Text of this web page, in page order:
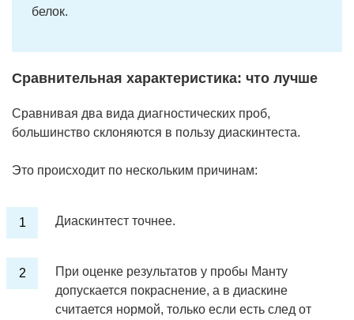
белок.
Сравнительная характеристика: что лучше
Сравнивая два вида диагностических проб,
большинство склоняются в пользу диаскинтеста.
Это происходит по нескольким причинам:
Диаскинтест точнее.
При оценке результатов у пробы Манту
допускается покраснение, а в диаскине
считается нормой, только если есть след от